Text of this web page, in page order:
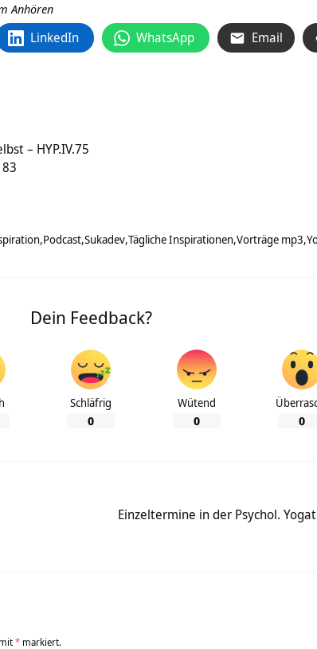
Anhören
LinkedIn WhatsApp Email
– HYP.IV.75
Podcast Sukadev Tägliche Inspirationen Vorträge mp3
Dein Feedback?
Schläfrig
0
Wütend
0 0
Einzeltermine in der Psychol.
* markiert.